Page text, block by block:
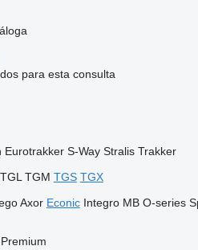
para esta consulta
Eurotrakker S-Way Stralis Trakker
TGL TGM TGS TGX
Axor Econic Integro MB O-series
Premium